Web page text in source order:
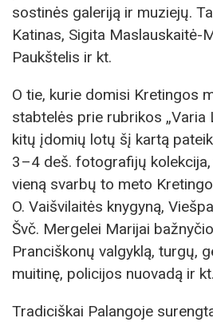
sostinės galeriją ir muziejų.
Katinas, Sigita Maslauskaitė-
Paukštelis ir kt.
O tie, kurie domisi Kretingos
stabtelės prie rubrikos „Varia
kitų įdomių lotų šį kartą
3–4 deš. fotografijų
vieną svarbų to meto
O. Vaišvilaitės knygyną,
Švč. Mergelei Marijai
Pranciškonų valgyklą, turgų,
muitinę, policijos nuovadą ir kt.
Tradiciškai Palangoje